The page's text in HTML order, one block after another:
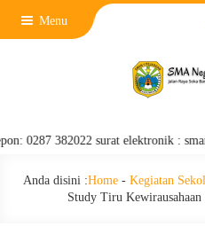
Menu
382022 surat elektronik :
Anda disini :Home- Kegiatan
Study Tiru